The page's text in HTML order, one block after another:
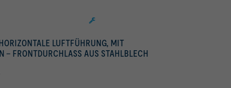
LUFTFÜHRUNG, MIT
– FRONTDURCHLASS AUS STAHLBLECH